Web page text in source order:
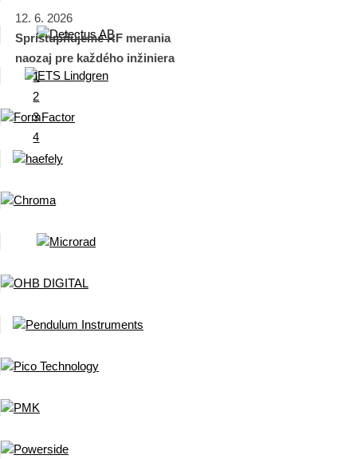
12. 6. 2026
Sprístupňujeme RF merania
naozaj pre každého inžiniera
1
2
3
4